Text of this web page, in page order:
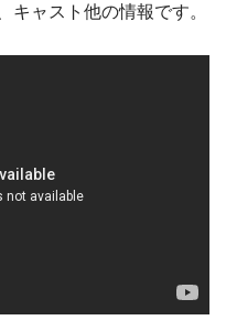
キャスト他の情報です。